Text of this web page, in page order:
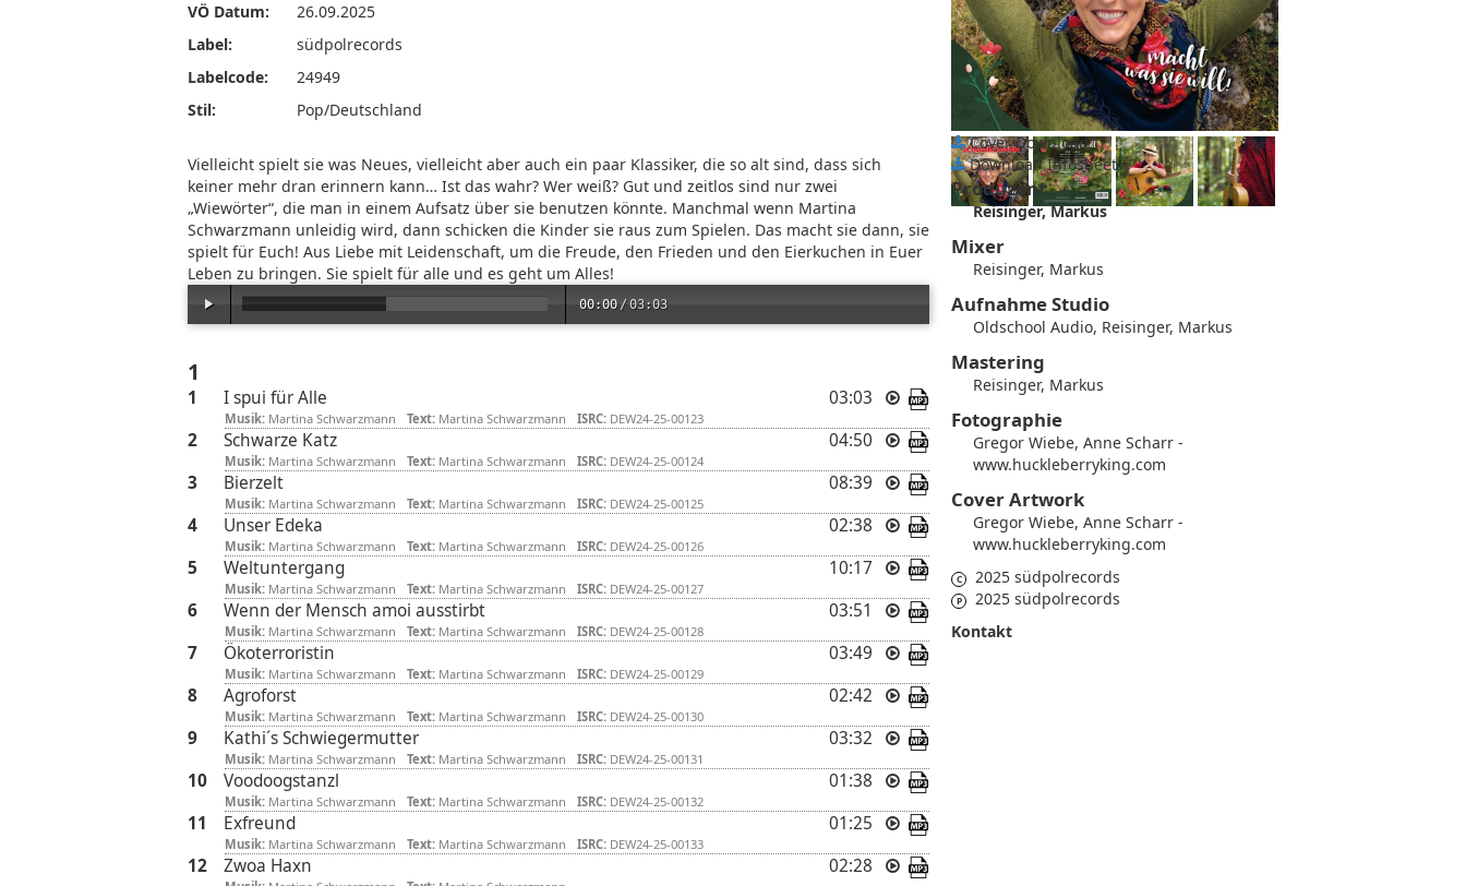
VÖ Datum:
26.09.2025
Label:
südpolrecords
Labelcode:
24949
Stil:
Pop/Deutschland
Vielleicht spielt sie was Neues, vielleicht aber auch ein paar Klassiker, die so alt sind, dass sich
keiner mehr dran erinnern kann… Ist das wahr? Wer weiß? Gut und zeitlos sind nur zwei
„Wiewörter“, die man in einem Aufsatz über sie benutzen könnte. Manchmal wenn Martina
Schwarzmann unleidig wird, dann schicken die Kinder sie raus zum Spielen. Das macht sie dann, sie
spielt für Euch! Aus Liebe mit Leidenschaft, um die Freude, den Frieden und den Eierkuchen in Euer
Leben zu bringen. Sie spielt für alle und es geht um Alles!
00:00 /03:03
1
1 I spui für Alle 03:03
Musik: Martina Schwarzmann Text: Martina Schwarzmann ISRC: DEW24-25-00123
2 Schwarze Katz 04:50
Musik: Martina Schwarzmann Text: Martina Schwarzmann ISRC: DEW24-25-00124
3 Bierzelt 08:39
Musik: Martina Schwarzmann Text: Martina Schwarzmann ISRC: DEW24-25-00125
4 Unser Edeka 02:38
Musik: Martina Schwarzmann Text: Martina Schwarzmann ISRC: DEW24-25-00126
5 Weltuntergang 10:17
Musik: Martina Schwarzmann Text: Martina Schwarzmann ISRC: DEW24-25-00127
6 Wenn der Mensch amoi ausstirbt 03:51
Musik: Martina Schwarzmann Text: Martina Schwarzmann ISRC: DEW24-25-00128
7 Ökoterroristin 03:49
Musik: Martina Schwarzmann Text: Martina Schwarzmann ISRC: DEW24-25-00129
8 Agroforst 02:42
Musik: Martina Schwarzmann Text: Martina Schwarzmann ISRC: DEW24-25-00130
9 Kathi´s Schwiegermutter 03:32
Musik: Martina Schwarzmann Text: Martina Schwarzmann ISRC: DEW24-25-00131
10 Voodoogstanzl 01:38
Musik: Martina Schwarzmann Text: Martina Schwarzmann ISRC: DEW24-25-00132
11 Exfreund 01:25
Musik: Martina Schwarzmann Text: Martina Schwarzmann ISRC: DEW24-25-00133
12 Zwoa Haxn 02:28
Cover Download
Download Infosheet
Produzent
Reisinger, Markus
Mixer
Reisinger, Markus
Aufnahme Studio
Oldschool Audio, Reisinger, Markus
Mastering
Reisinger, Markus
Fotographie
Gregor Wiebe, Anne Scharr -
www.huckleberryking.com
Cover Artwork
Gregor Wiebe, Anne Scharr -
www.huckleberryking.com
C 2025 südpolrecords
P
2025 südpolrecords
Kontakt